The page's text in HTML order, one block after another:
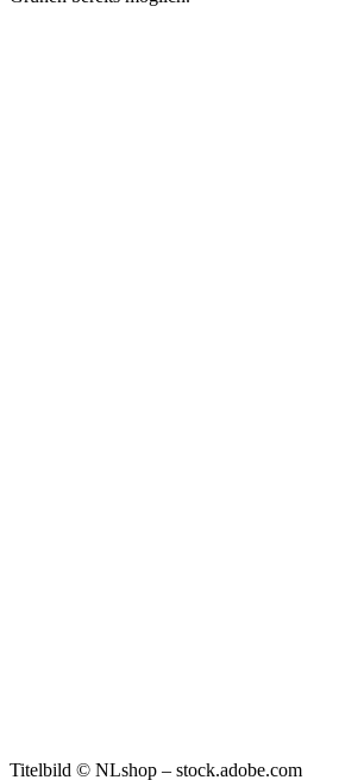
Titelbild © NLshop – stock.adobe.com